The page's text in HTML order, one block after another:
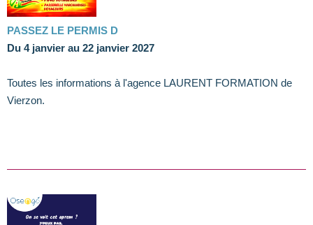
PASSEZ LE PERMIS D
Du 4 janvier au 22 janvier 2027
Toutes les informations à l'agence LAURENT FORMATION de
Vierzon.